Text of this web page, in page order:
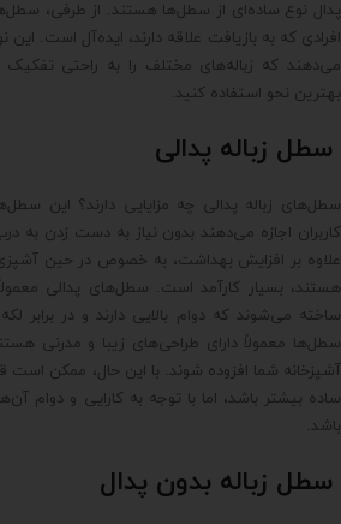
پدال نوع ساده‌ای از سطل‌ها هستند. از طرفی،
افرادی که به بازیافت علاقه دارند، ایده‌آل است.
می‌دهند که زباله‌های مختلف را به راحتی تفکیک
بهترین نحو استفاده کنید.
سطل زباله پدالی
سطل‌های زباله پدالی چه مزایایی دارند؟ این
کاربران اجازه می‌دهند بدون نیاز به دست زدن به
علاوه بر افزایش بهداشت، به خصوص در حین
هستند، بسیار کارآمد است. سطل‌های پدالی
ساخته می‌شوند که دوام بالایی دارند و در برابر
سطل‌ها معمولاً دارای طراحی‌های زیبا و مدرنی
آشپزخانه شما افزوده شوند. با این حال، ممکن
ساده بیشتر باشد، اما با توجه به کارایی و دوام
باشد.
سطل زباله بدون پدال